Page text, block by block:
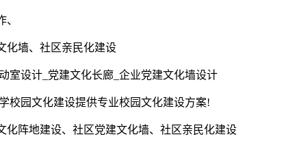
化墙、社区亲民化建设
室设计_党建文化长廊_企业党建文化墙设计
校园文化建设提供专业校园文化建设方案!
阵地建设、社区党建文化墙、社区亲民化建设